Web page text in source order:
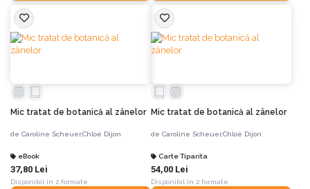
Mic tratat de botanică al zânelor
de Caroline Scheuer,Chloé Dijon
eBook
37,80 Lei
Disponibil în 2 formate
Mic tratat de botanică al zânelor
de Caroline Scheuer,Chloé Dijon
Carte Tiparita
54,00 Lei
Disponibil în 2 formate